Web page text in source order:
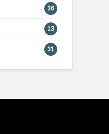
36
13
31